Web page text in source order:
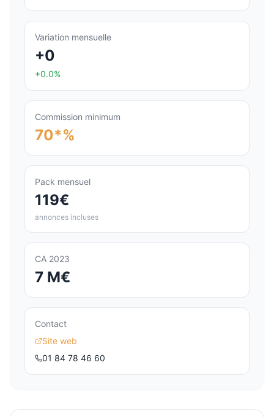
Variation mensuelle
+0
+0.0%
Commission minimum
70*%
Pack mensuel
119€
annonces incluses
CA 2023
7 M€
Contact
Site web
01 84 78 46 60